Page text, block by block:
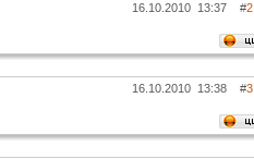
16.10.2010 13:37#2
16.10.2010 13:38#3